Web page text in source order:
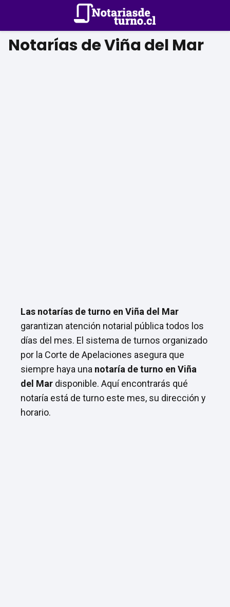
Notarías de Viña del Mar
Las notarías de turno en Viña del Mar
garantizan atención notarial pública todos los
días del mes. El sistema de turnos organizado
por la Corte de Apelaciones asegura que
siempre haya una notaría de turno en Viña
del Mar disponible. Aquí encontrarás qué
notaría está de turno este mes, su dirección y
horario.